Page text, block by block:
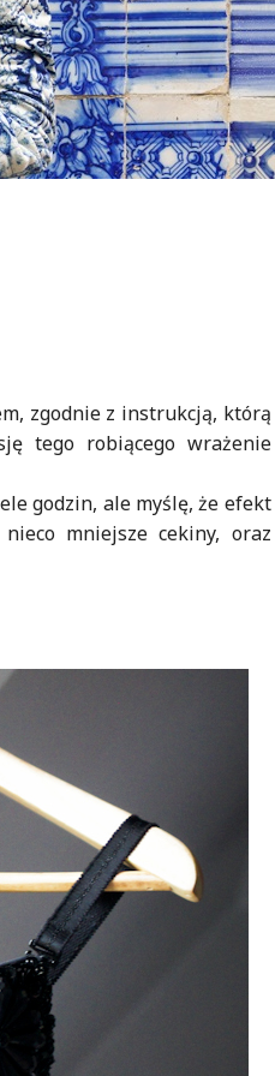
zgodnie z instrukcją, którą
tego robiącego wrażenie
godzin, ale myślę, że efekt
mniejsze cekiny, oraz